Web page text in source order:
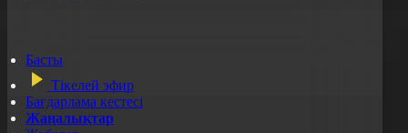
Басты
Тікелей эфир
Бағдарлама кестесі
Жаңалықтар